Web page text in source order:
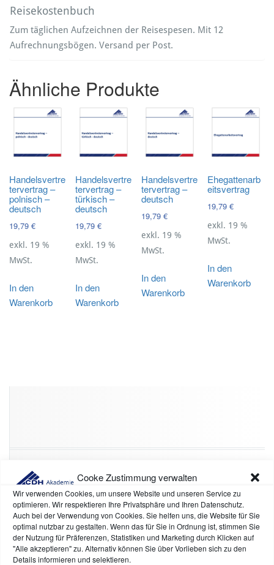
Cooke Zustimmung verwalten
Wir verwenden Cookies, um unsere Website und unseren Service zu
optimieren. Wir respektieren Ihre Privatsphäre und Ihren Datenschutz.
Auch bei der Verwendung von Cookies. Sie helfen uns, die Website für Sie
optimal nutzbar zu gestalten. Wenn das für Sie in Ordnung ist, stimmen Sie
der Nutzung für Präferenzen, Statistiken und Marketing durch Klicken auf
"Alle akzeptieren" zu. Alternativ können Sie über Vorlieben sich zu den
Details informieren und selektieren.
Reisekostenbuch
Zum täglichen Aufzeichnen der Reisespesen. Mit 12
Aufrechnungsbögen. Versand per Post.
Ähnliche Produkte
Handelsvertre
tervertrag –
polnisch –
deutsch
19,79 €
exkl. 19 %
MwSt.
In den
Warenkorb
Handelsvertre
tervertrag –
türkisch –
deutsch
19,79€
exkl. 19 %
MwSt.
In den
Warenkorb
Handelsvertre
tervertrag –
deutsch
19,79€
exkl. 19 %
MwSt.
In den
Warenkorb
Ehegattenarb
eitsvertrag
19,79€
exkl. 19 %
MwSt.
In den
Warenkorb
Kategorien
eltefa 5
CDH-Mitglied 66
Aufzeichnungs-Lernkurse 5